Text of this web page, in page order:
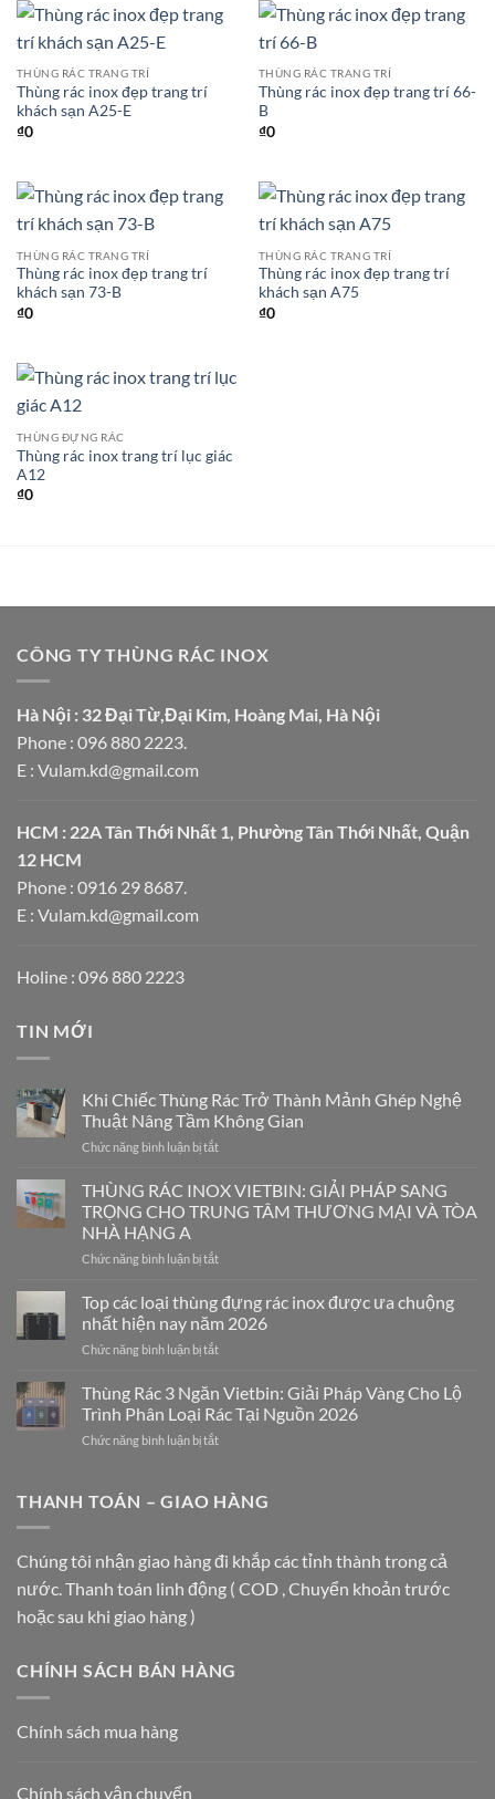
THÙNG RÁC TRANG TRÍ
Thùng rác inox đẹp trang trí
khách sạn A25-E
₫0
THÙNG RÁC TRANG TRÍ
Thùng rác inox đẹp trang trí 66-
B
₫0
THÙNG RÁC TRANG TRÍ
Thùng rác inox đẹp trang trí
khách sạn 73-B
₫0
THÙNG RÁC TRANG TRÍ
Thùng rác inox đẹp trang trí
khách sạn A75
₫0
THÙNG ĐỰNG RÁC
Thùng rác inox trang trí lục giác
A12
₫0
CÔNG TY THÙNG RÁC INOX
Hà Nội : 32 Đại Từ,Đại Kim, Hoàng Mai, Hà Nội
Phone : 096 880 2223.
E : Vulam.kd@gmail.com
HCM : 22A Tân Thới Nhất 1, Phường Tân Thới Nhất, Quận
12 HCM
Phone : 0916 29 8687.
E : Vulam.kd@gmail.com
Holine : 096 880 2223
TIN MỚI
Khi Chiếc Thùng Rác Trở Thành Mảnh Ghép Nghệ
Thuật Nâng Tầm Không Gian
Chức năng bình luận bị tắtở
Chiếc
Thùng
Rác
Thành
Ghép
Nghệ
Thuật
Nâng
Không
Gian
THÙNG RÁC INOX VIETBIN: GIẢI PHÁP SANG
TRỌNG CHO TRUNG TÂM THƯƠNG MẠI VÀ TÒA
NHÀ HẠNG A
Chức năng bình luận bị tắtở
RÁC
INOX
VIETBIN:
GIẢI
SANG
TRỌNG
TRUNG
MẠI
NHÀ
A
Top các loại thùng đựng rác inox được ưa chuộng
nhất hiện nay năm 2026
Chức năng bình luận bị tắtở
các
loại
thùng
đựng
được
nhất
nay
Thùng Rác 3 Ngăn Vietbin: Giải Pháp Vàng Cho Lộ
Trình Phân Loại Rác Tại Nguồn 2026
Chức năng bình luận bị tắtở
3
Giải
Pháp
Vàng
Phân
THANH TOÁN – GIAO HÀNG
Chúng tôi nhận giao hàng đi khắp các tỉnh thành trong cả
nước. Thanh toán linh động ( COD , Chuyển khoản trước
hoặc sau khi giao hàng )
CHÍNH SÁCH BÁN HÀNG
Chính sách mua hàng
Chính sách vận chuyển